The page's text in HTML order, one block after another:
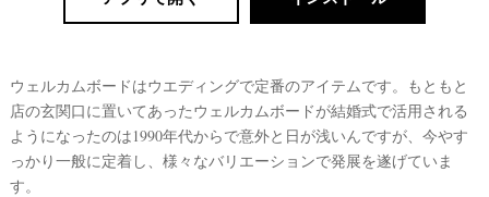
ウェルカムボードはウエディングで定番のアイテムです。もともと
店の玄関口に置いてあったウェルカムボードが結婚式で活用される
ようになったのは1990年代からで意外と日が浅いんですが、今やす
っかり一般に定着し、様々なバリエーションで発展を遂げていま
す。
リ
ゾ